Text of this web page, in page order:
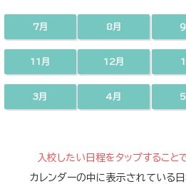
7月 8月 9
11月 12月
3月 4月 5
入校したい日程をタップすること
カレンダーの中に表示されている